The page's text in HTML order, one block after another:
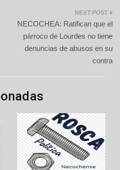
NECOCHEA: Ratifican que el
párroco de Lourdes no tiene
denuncias de abusos en su
contra